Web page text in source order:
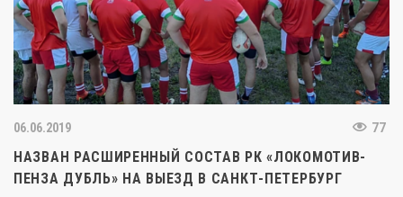
06.06.2019 77
НАЗВАН РАСШИРЕННЫЙ СОСТАВ РК «ЛОКОМОТИВ-
ПЕНЗА ДУБЛЬ» НА ВЫЕЗД В САНКТ-ПЕТЕРБУРГ